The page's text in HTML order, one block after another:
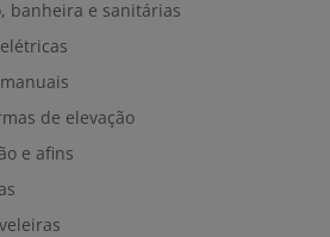
banheira e sanitárias
de elevação
e afins